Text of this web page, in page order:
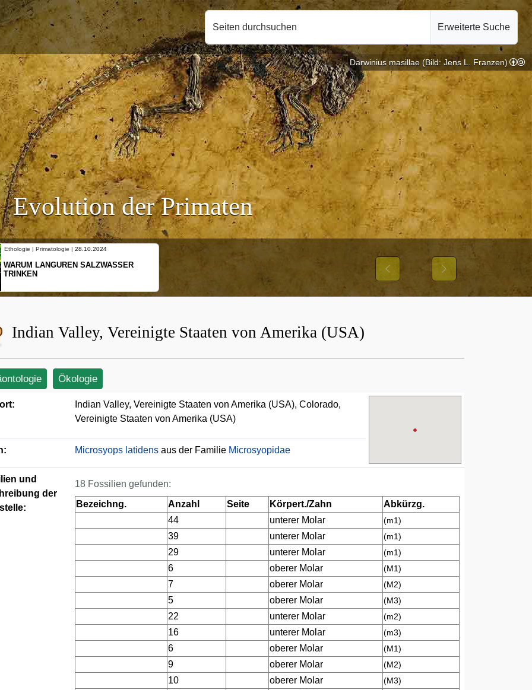
Seiten durchsuchen Erweiterte Suche
Evolution der Primaten
NEUES VON WEIBLICHEN
Previous Next
Darwinius masillae (Bild: Jens L. Franzen)
Indian Valley, Vereinigte Staaten von Amerika (USA)
Ökologie
Indian Valley, Vereinigte Staaten von Amerika (USA), Colorado,
Vereinigte Staaten von Amerika (USA)
Microsyops latidens aus der Familie Microsyopidae
und
der
18 Fossilien gefunden:
Bezeichng.
Anzahl Seite Körpert./Zahn
Abkürzg.
44
unterer Molar (m1)
39 unterer Molar (m1)
29 unterer Molar (m1)
6 oberer Molar (M1)
7 oberer Molar (M2)
5 oberer Molar (M3)
22 unterer Molar (m2)
16 unterer Molar (m3)
6 oberer Molar (M1)
9 oberer Molar (M2)
10 oberer Molar (M3)